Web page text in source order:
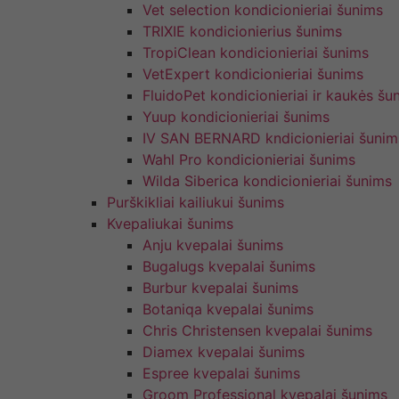
Vet selection kondicionieriai šunims
TRIXIE kondicionierius šunims
TropiClean kondicionieriai šunims
VetExpert kondicionieriai šunims
FluidoPet kondicionieriai ir kaukės
Yuup kondicionieriai šunims
IV SAN BERNARD kndicionieriai
Wahl Pro kondicionieriai šunims
Wilda Siberica kondicionieriai šunims
Purškikliai kailiukui šunims
Kvepaliukai šunims
Anju kvepalai šunims
Bugalugs kvepalai šunims
Burbur kvepalai šunims
Botaniqa kvepalai šunims
Chris Christensen kvepalai šunims
Diamex kvepalai šunims
Espree kvepalai šunims
Groom Professional kvepalai šunims